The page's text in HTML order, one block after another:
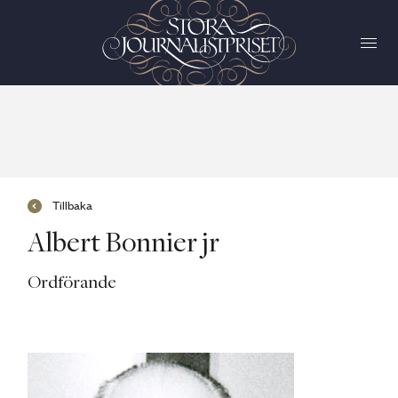
Albert Bonnier jr
Ordförande
Tillbaka